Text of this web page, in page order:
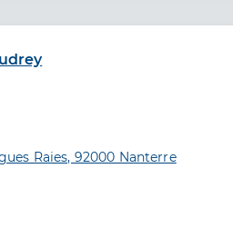
de santé
Raies, 92000 Nanterre